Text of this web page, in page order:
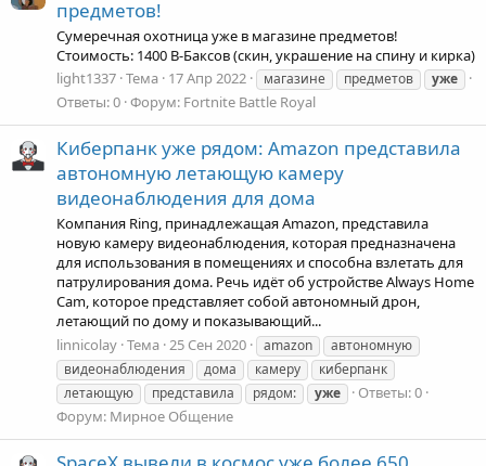
предметов!
Сумеречная охотница уже в магазине предметов!
Стоимость: 1400 В-Баксов (скин, украшение на спину и кирка)
light1337 Тема 17 Апр 2022 магазине предметов уже
Ответы: 0 Форум: Fortnite Battle Royal
Киберпанк уже рядом: Amazon представила
автономную летающую камеру
видеонаблюдения для дома
Компания Ring, принадлежащая Amazon, представила
новую камеру видеонаблюдения, которая предназначена
для использования в помещениях и способна взлетать для
патрулирования дома. Речь идёт об устройстве Always Home
Cam, которое представляет собой автономный дрон,
летающий по дому и показывающий...
linnicolay Тема 25 Сен 2020 amazon
автономную
видеонаблюдения
дома камеру
киберпанк
летающую
представила рядом: уже
Ответы: 0
Форум: Мирное Общение